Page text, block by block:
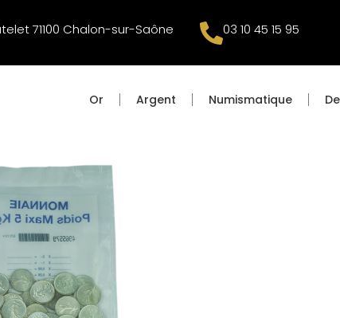
71100 Chalon-sur-Saône 03 10 45 15 95
Or Argent Numismatique